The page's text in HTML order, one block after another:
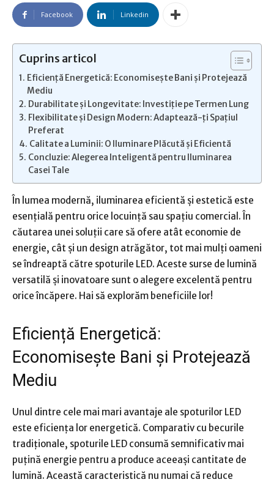
Facebook Linkedin
Cuprins articol
Eficiență Energetică: Economisește Bani și Protejează
Mediu
Durabilitate și Longevitate: Investiție pe Termen Lung
Flexibilitate și Design Modern: Adaptează-ți Spațiul
Preferat
Calitate a Luminii: O Iluminare Plăcută și Eficientă
Concluzie: Alegerea Inteligentă pentru Iluminarea
Casei Tale
În lumea modernă, iluminarea eficientă și estetică este
esențială pentru orice locuință sau spațiu comercial. În
căutarea unei soluții care să ofere atât economie de
energie, cât și un design atrăgător, tot mai mulți oameni
se îndreaptă către spoturile LED. Aceste surse de lumină
versatilă și inovatoare sunt o alegere excelentă pentru
orice încăpere. Hai să explorăm beneficiile lor!
Eficiență Energetică:
Economisește Bani și Protejează
Mediu
Unul dintre cele mai mari avantaje ale spoturilor LED
este eficiența lor energetică. Comparativ cu becurile
tradiționale, spoturile LED consumă semnificativ mai
puțină energie pentru a produce aceeași cantitate de
lumină. Această caracteristică nu numai că reduce